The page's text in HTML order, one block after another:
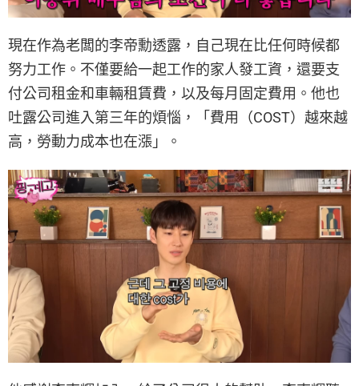
現在作為老闆的李帝勳透露，自己現在比任何時候都
努力工作。不僅要給一起工作的家人發工資，還要支
付公司租金和車輛租賃費，以及每月固定費用。他也
吐露公司進入第三年的煩惱，「費用（COST）越來越
高，勞動力成本也在漲」。